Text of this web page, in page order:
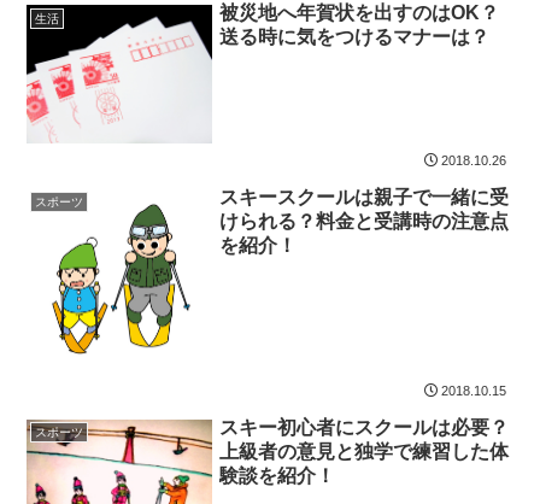
生活
被災地へ年賀状を出すのはOK？
送る時に気をつけるマナーは？
2018.10.26
スポーツ
スキースクールは親子で一緒に受
けられる？料金と受講時の注意点
を紹介！
2018.10.15
スポーツ
スキー初心者にスクールは必要？
上級者の意見と独学で練習した体
験談を紹介！